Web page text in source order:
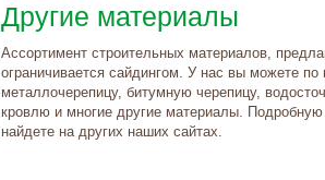
Другие материалы
Ассортимент строительных материалов,
ограничивается сайдингом. У нас вы можете по
металлочерепицу, битумную черепицу,
кровлю и многие другие материалы.
найдете на других наших сайтах.